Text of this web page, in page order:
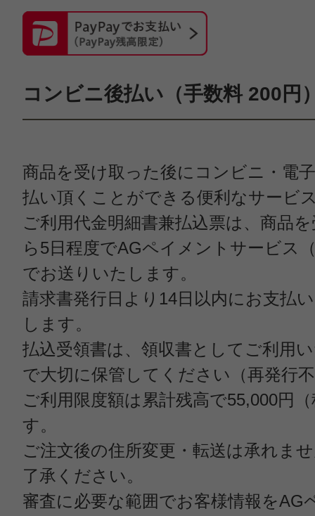
コンビニ後払い（手数料 200円
商品を受け取った後にコンビニ・電
払い頂くことができる便利なサービ
ご利用代金明細書兼払込票は、商品
ら5日程度でAGペイメントサービス
でお送りいたします。
請求書発行日より14日以内にお支払
します。
払込受領書は、領収書としてご利用
で大切に保管してください（再発行
ご利用限度額は累計残高で55,000円
す。
ご注文後の住所変更・転送は承れま
了承ください。
審査に必要な範囲でお客様情報をAG